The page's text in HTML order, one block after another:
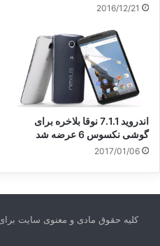
2016/12/21
اندروید 7.1.1 نوقا بلاخره برای
گوشی نکسوس 6 عرضه شد
2017/01/06
کلیه حقوق مادی و معنوی سایت